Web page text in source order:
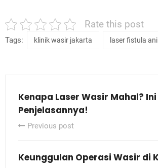
Rate this post
Tags: klinik wasir jakarta laser fistula ani
Kenapa Laser Wasir Mahal? Ini
Penjelasannya!
Previous post
Keunggulan Operasi Wasir di